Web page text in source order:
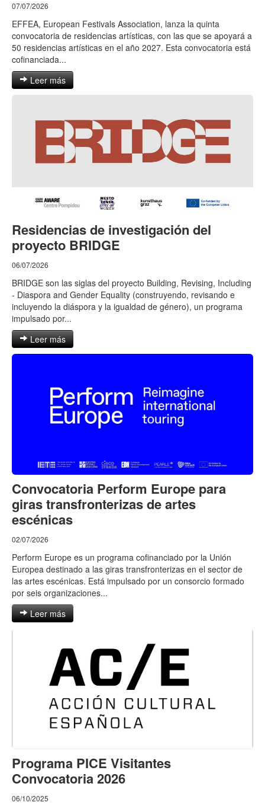
07/07/2026
EFFEA, European Festivals Association, lanza la quinta
convocatoria de residencias artísticas, con las que se apoyará a
50 residencias artísticas en el año 2027. Esta convocatoria está
cofinanciada...
Leer más
Residencias de investigación del
proyecto BRIDGE
06/07/2026
BRIDGE son las siglas del proyecto Building, Revising, Including
- Diaspora and Gender Equality (construyendo, revisando e
incluyendo la diáspora y la igualdad de género), un programa
impulsado por...
Leer más
Convocatoria Perform Europe para
giras transfronterizas de artes
escénicas
02/07/2026
Perform Europe es un programa cofinanciado por la Unión
Europea destinado a las giras transfronterizas en el sector de
las artes escénicas. Está impulsado por un consorcio formado
por seis organizaciones...
Leer más
Programa PICE Visitantes
Convocatoria 2026
06/10/2025